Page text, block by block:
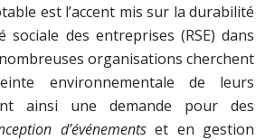
est l’accent mis sur la durabilité
des entreprises (RSE) dans
organisations cherchent
environnementale de leurs
ainsi une demande pour des
d’événements et en gestion